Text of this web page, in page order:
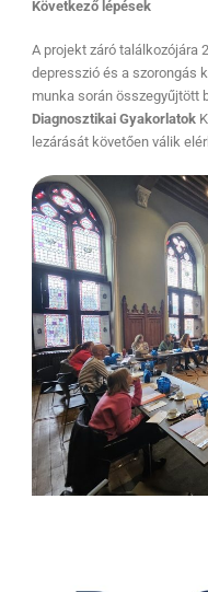
Következő lépések
A projekt záró találkozójára
depresszió és a szorongás
munka során összegyűjtött
Diagnosztikai Gyakorlatok
lezárását követően válik